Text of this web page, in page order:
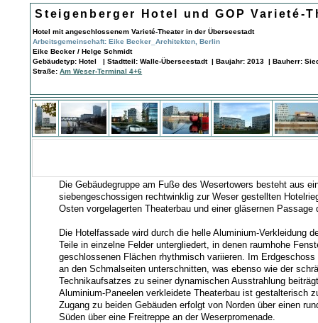
Steigenberger Hotel und GOP Varieté-
Hotel mit angeschlossenem Varieté-Theater in der Überseestadt
Arbeitsgemeinschaft: Eike Becker_Architekten, Berlin
Eike Becker / Helge Schmidt
Gebäudetyp: Hotel | Stadtteil: Walle-Überseestadt | Baujahr: 2013 | Bauherr:
Straße:Am Weser-Terminal 4+6
Die Gebäudegruppe am Fuße des Wesertowers besteht aus
siebengeschossigen rechtwinklig zur Weser gestellten
Osten vorgelagerten Theaterbau und einer gläsernen Passage
Die Hotelfassade wird durch die helle Aluminium-Verkleidung
Teile in einzelne Felder untergliedert, in denen raumhohe
geschlossenen Flächen rhythmisch variieren. Im
an den Schmalseiten unterschnitten, was ebenso wie der
Technikaufsatzes zu seiner dynamischen Ausstrahlung
Aluminium-Paneelen verkleidete Theaterbau ist gestalterisch
Zugang zu beiden Gebäuden erfolgt von Norden über einen
Süden über eine Freitreppe an der Weserpromenade.